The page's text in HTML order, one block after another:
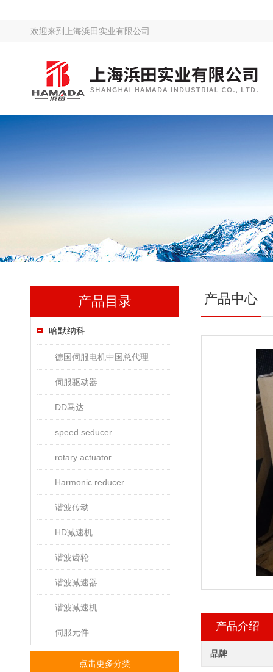
欢迎来到 上海浜田实业有限公司
产品目录
哈默纳科
德国伺服电机中国总代理
伺服驱动器
DD马达
speed seducer
rotary actuator
Harmonic reducer
谐波传动
HD减速机
谐波齿轮
谐波减速器
谐波减速机
伺服元件
点击更多分类
产品中心
产品介绍
品牌